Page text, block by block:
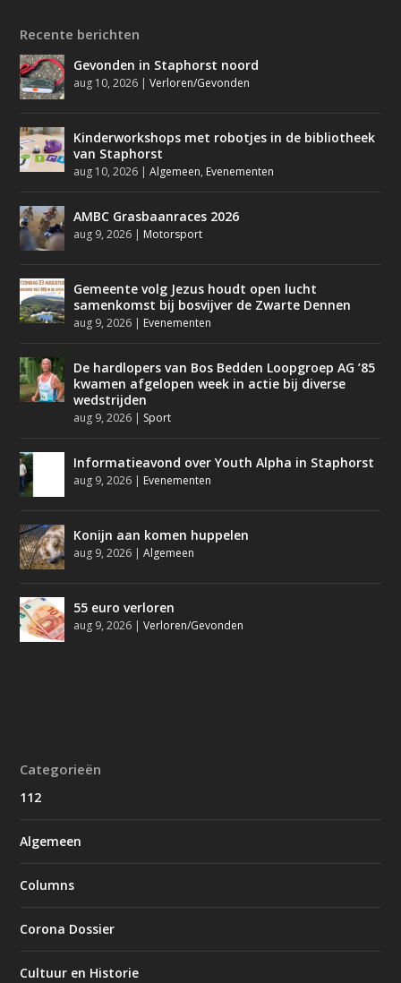
Recente berichten
Gevonden in Staphorst noord
aug 10, 2026 |Verloren/Gevonden
Kinderworkshops met robotjes in de bibliotheek
van Staphorst
aug 10, 2026 |Algemeen, Evenementen
AMBC Grasbaanraces 2026
aug 9, 2026 | Motorsport
Gemeente volg Jezus houdt open lucht
samenkomst bij bosvijver de Zwarte Dennen
aug 9, 2026 | Evenementen
De hardlopers van Bos Bedden Loopgroep AG ’85
kwamen afgelopen week in actie bij diverse
wedstrijden
aug 9, 2026 | Sport
Informatieavond over Youth Alpha in Staphorst
aug 9, 2026 | Evenementen
Konijn aan komen huppelen
aug 9, 2026 |Algemeen
55 euro verloren
aug 9, 2026 |Verloren/Gevonden
Categorieën
112
Algemeen
Columns
Corona Dossier
Cultuur en Historie